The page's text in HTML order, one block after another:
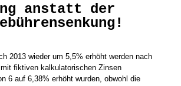
anstatt der
2013 wieder um 5,5% erhöht werden nach
fiktiven kalkulatorischen Zinsen
6 auf 6,38% erhöht wurden, obwohl die